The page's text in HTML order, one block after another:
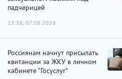
падчерицей
13:38, 07.08.2026
Россиянам начнут присылать
квитанции за ЖКУ в личном
кабинете "Госуслуг"